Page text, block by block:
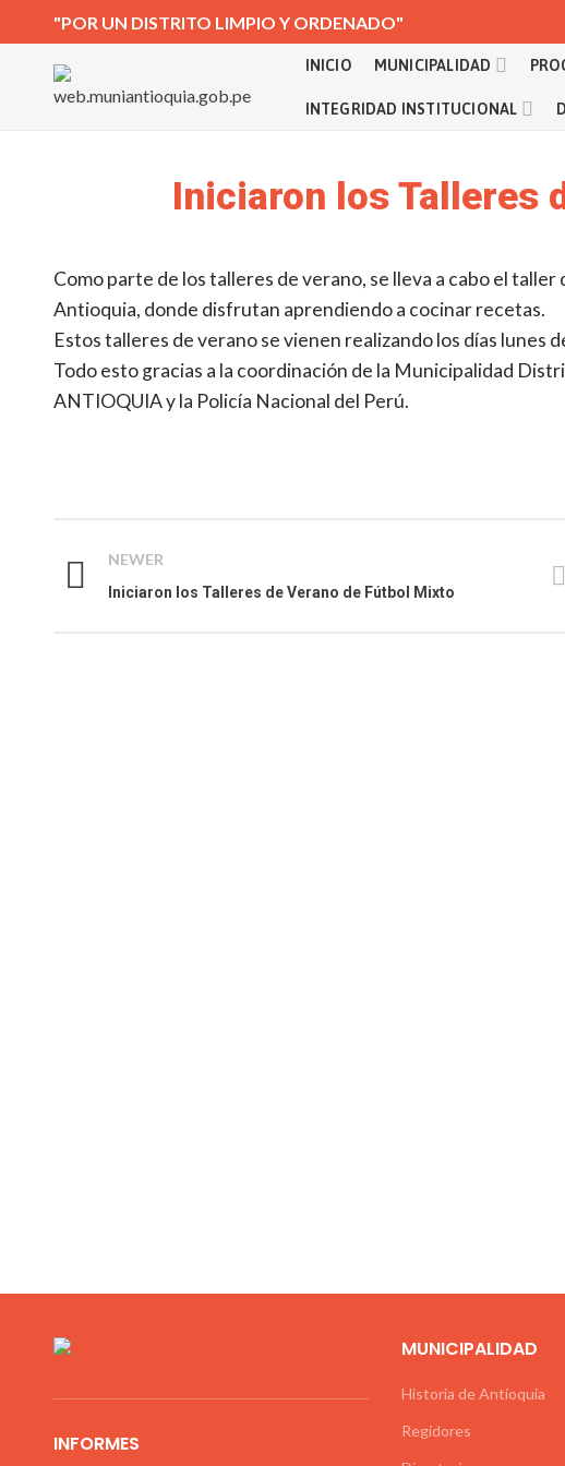
"POR UN DISTRITO LIMPIO Y ORDENADO"
INICIO MUNICIPALIDAD
INTEGRIDAD INSTITUCIONAL
Iniciaron los Talleres
Como parte de los talleres de verano, se lleva a cabo el
Antioquia, donde disfrutan aprendiendo a cocinar recetas.
Estos talleres de verano se vienen realizando los días lunes
Todo esto gracias a la coordinación de la Municipalidad
ANTIOQUIA y la Policía Nacional del Perú.
NEWER
Iniciaron los Talleres de Verano de Fútbol Mixto
INFORMES
MUNICIPALIDAD
Historia de Antioquia
Regidores